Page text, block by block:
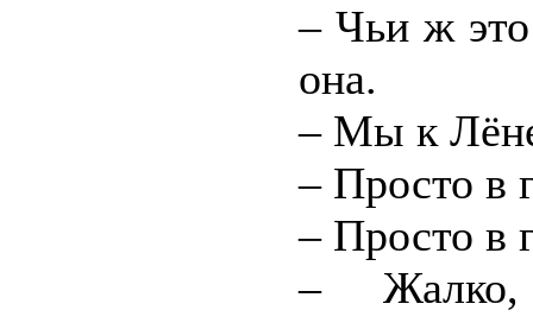
– Чьи ж это
она.
– Мы к
– Просто в
– Просто в
– Жалко,